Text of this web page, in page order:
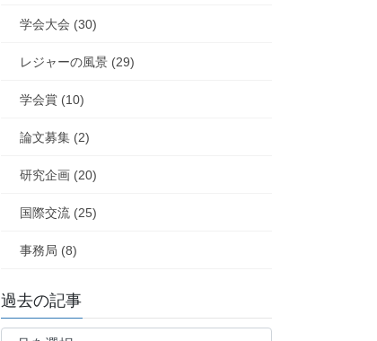
学会大会 (30)
レジャーの風景 (29)
学会賞 (10)
論文募集 (2)
研究企画 (20)
国際交流 (25)
事務局 (8)
過去の記事
過